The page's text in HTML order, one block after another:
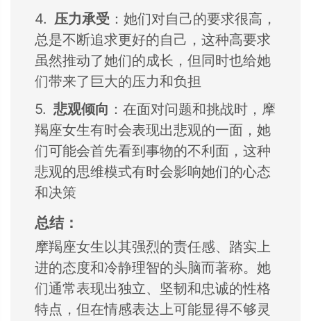
4. 压力承受 ： 她们对自己的要求很高，
总是不断追求更好的自己， 这种高要求
虽然推动了她们的成长， 但同时也给她
们带来了巨大的压力和负担
5. 悲观倾向 ： 在面对问题和挑战时， 摩
羯座女生有时会表现出悲观的一面 ， 她
们可能会首先看到事物的不利面， 这种
悲观的思维模式有时会影响她们的心态
和决策
总结：
摩羯座女生以其强烈的责任感、 踏实上
进的态度和冷静理智的头脑而著称。 她
们通常表现出独立、 坚韧和忠诚的性格
特点， 但在情感表达上可能显得不够灵